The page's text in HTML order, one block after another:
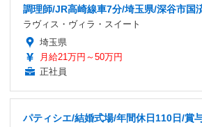
調理師/JR高崎線車7分/埼玉県/深谷市国
ラヴィス・ヴィラ・スイート
埼玉県
月給21万円～50万円
正社員
パティシエ/結婚式場/年間休日110日/賞